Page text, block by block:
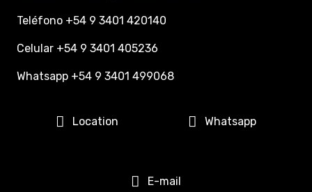
Teléfono +54 9 3401 420140
Celular +54 9 3401 405236
Whatsapp +54 9 3401 499068
Location Whatsapp
E-mail